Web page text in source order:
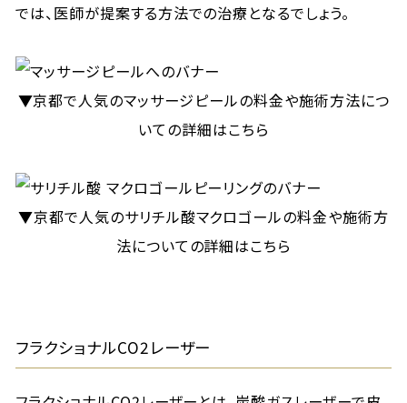
では、医師が提案する方法での治療となるでしょう。
▼京都で人気のマッサージピールの料金や施術方法につ
いての詳細はこちら
▼京都で人気のサリチル酸マクロゴールの料金や施術方
法についての詳細はこちら
フラクショナルCO2レーザー